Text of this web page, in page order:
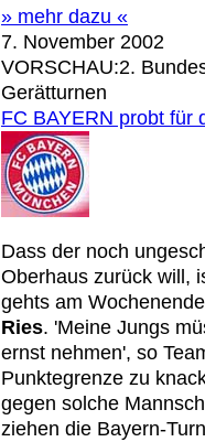
» mehr dazu «
7. November 2002
VORSCHAU:2.
Gerätturnen
FC BAYERN probt für
Dass der noch
Oberhaus zurück will,
gehts am
Ries. 'Meine Jungs
ernst nehmen', so
Punktegrenze zu
gegen solche
ziehen die Bayern-